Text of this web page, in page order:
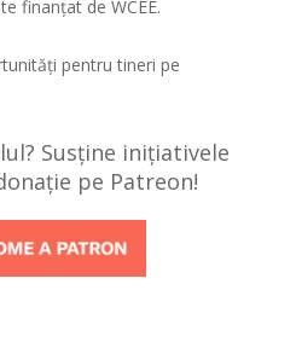
finanțat de WCEE.
pentru tineri pe
Susține inițiativele
pe Patreon!